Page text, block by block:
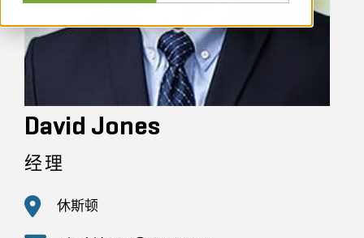
David Jones
经理
休斯顿